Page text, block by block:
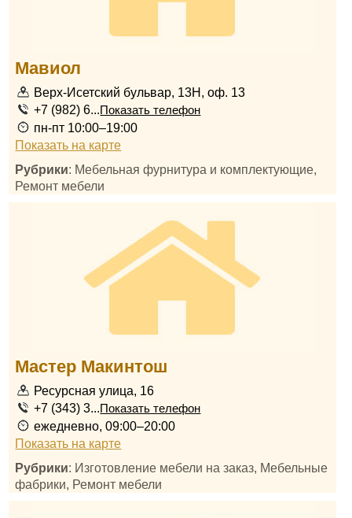
Мавиол
Верх-Исетский бульвар, 13Н, оф. 13
+7 (982) 6...Показать телефон
пн-пт 10:00–19:00
Показать на карте
Рубрики: Мебельная фурнитура и комплектующие,
Ремонт мебели
Мастер Макинтош
Ресурсная улица, 16
+7 (343) 3...Показать телефон
ежедневно, 09:00–20:00
Показать на карте
Рубрики: Изготовление мебели на заказ, Мебельные
фабрики, Ремонт мебели